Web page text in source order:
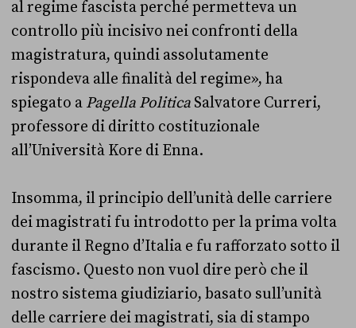
al regime fascista perché permetteva un
controllo più incisivo nei confronti della
magistratura, quindi assolutamente
rispondeva alle finalità del regime», ha
spiegato a Pagella Politica Salvatore Curreri,
professore di diritto costituzionale
all’Università Kore di Enna.
Insomma, il principio dell’unità delle carriere
dei magistrati fu introdotto per la prima volta
durante il Regno d’Italia e fu rafforzato sotto il
fascismo. Questo non vuol dire però che il
nostro sistema giudiziario, basato sull’unità
delle carriere dei magistrati, sia di stampo